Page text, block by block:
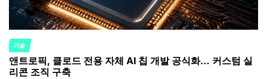
POSTED
IN
기술
앤트로픽, 클로드 전용 자체 AI 칩 개발 공식화… 커스텀 실
리콘 조직 구축